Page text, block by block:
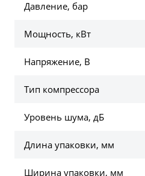
Давление, бар
Мощность, кВт
Напряжение, В
Тип компрессора
Уровень шума, дБ
Длина упаковки, мм
Ширина упаковки, мм